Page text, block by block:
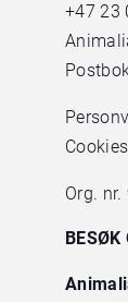
+47 23
Cookies
Org.
BESØK